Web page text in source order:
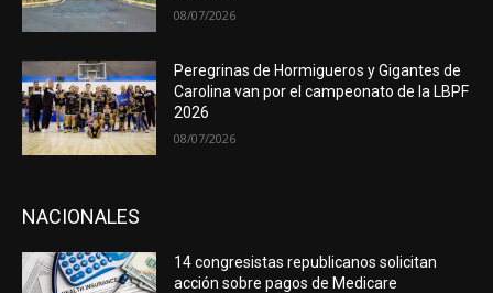
08/07/2026
Peregrinas de Hormigueros y Gigantes de
Carolina van por el campeonato de la LBPF
2026
08/07/2026
NACIONALES
14 congresistas republicanos solicitan
acción sobre pagos de Medicare